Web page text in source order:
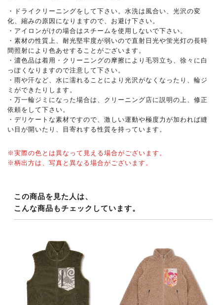
・ドライクリーニングをして下さい。水洗は風合い、光沢の変
化、縮みの原因になりますので、お避け下さい。
・アイロンがけの場合はスチームを使用しないで下さい。
・素材の性質上、耐光堅牢度が弱いので直射日光や蛍光灯の長時
間照射により色あせすることがございます。
・濃色品は着用・クリーニングの摩擦により毛羽立ち、徐々に白
っぽくなりますので注意して下さい。
・雨や汗など、水に濡れることにより光沢がなくなったり、輪ジ
ミができたりします。
・万一輪ジミになった場合は、クリーニング店に説明の上、修正
依頼をして下さい。
・デリケートな素材ですので、激しい運動や極度力が加われば縫
い目が開いたり、目寄れする性質を持っています。
※実際の色とは異なって見える場合がございます。
※柄出方は、写真と異なる場合がございます。
この商品を見た人は、
こんな商品もチェックしています。